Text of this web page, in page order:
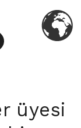
üyesi